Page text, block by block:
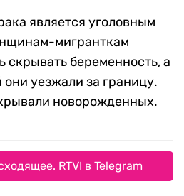
является уголовным
мигранткам
скрывать беременность, а
уезжали за границу.
новорожденных.
RTVI в Telegram